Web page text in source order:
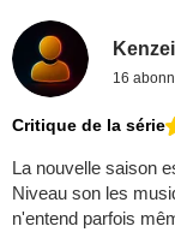
Kenzei
16
Critique de la série
La nouvelle saison
Niveau son les
n'entend parfois